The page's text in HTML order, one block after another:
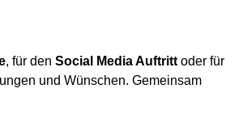
, für den Social Media Auftritt oder für
und Wünschen. Gemeinsam